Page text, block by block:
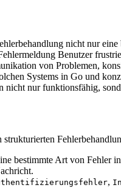
nicht nur
Benutzer
von Problemen,
Systems in Go und
nur funktionsfähig,
bestimmte Art von Fehler
,